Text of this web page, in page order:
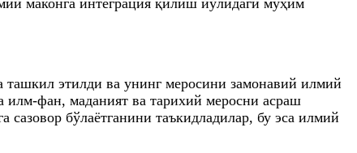
ташкил этилди ва унинг меросини замонавий илмий
фан, маданият ва тарихий меросни асраш
бўлаётганини таъкидладилар, бу эса илмий